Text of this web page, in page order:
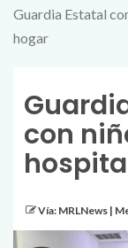
Guardia Estatal
hogar
con
Vía: MRLNews |